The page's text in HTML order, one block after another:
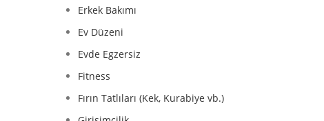
Erkek Bakımı
Ev Düzeni
Evde Egzersiz
Fitness
Fırın Tatlıları (Kek, Kurabiye vb.)